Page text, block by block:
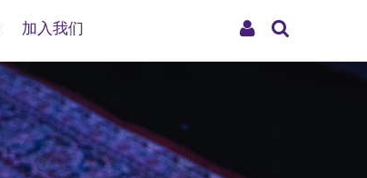
My
加入我们